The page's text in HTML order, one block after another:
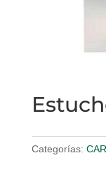
Categorías: